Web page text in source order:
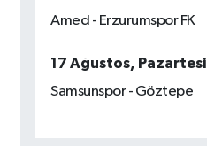
Amed - Erzurumspor FK
17 Ağustos, Pazartesi
Samsunspor - Göztepe